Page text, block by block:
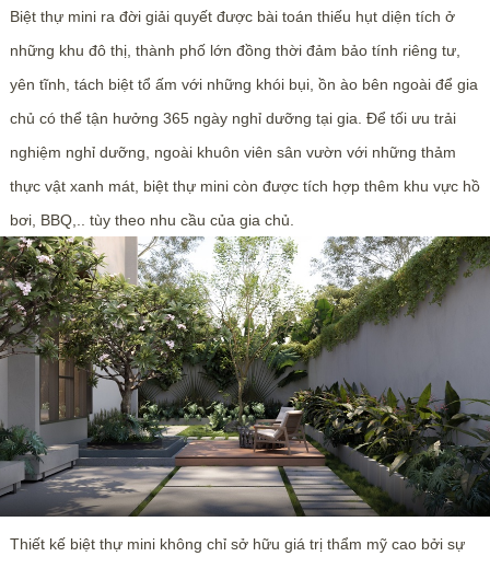
Biệt thự mini ra đời giải quyết được bài toán thiếu hụt diện tích ở
những khu đô thị, thành phố lớn đồng thời đảm bảo tính riêng tư,
yên tĩnh, tách biệt tổ ấm với những khói bụi, ồn ào bên ngoài để gia
chủ có thể tận hưởng 365 ngày nghỉ dưỡng tại gia. Để tối ưu trải
nghiệm nghỉ dưỡng, ngoài khuôn viên sân vườn với những thảm
thực vật xanh mát, biệt thự mini còn được tích hợp thêm khu vực hồ
bơi, BBQ,.. tùy theo nhu cầu của gia chủ.
Thiết kế biệt thự mini không chỉ sở hữu giá trị thẩm mỹ cao bởi sự